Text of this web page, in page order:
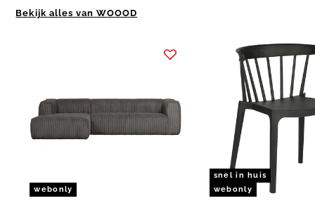
Bekijk alles van WOOOD
webonly
snel in huis
webonly